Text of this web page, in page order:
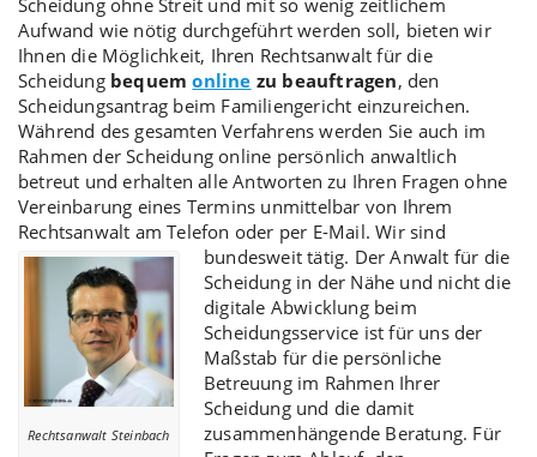
Aufwand wie nötig durchgeführt werden soll, bieten wir
Ihnen die Möglichkeit, Ihren Rechtsanwalt für die
Scheidung bequemonline zu beauftragen, den
Scheidungsantrag beim Familiengericht einzureichen.
Während des gesamten Verfahrens werden Sie auch im
Rahmen derScheidung online persönlich anwaltlich
betreut und erhalten alle Antworten zu Ihren Fragen ohne
Vereinbarung eines Termins unmittelbar von Ihrem
Rechtsanwalt am Telefon oder per E-Mail. Wir sind
bundesweit tätig.
Rechtsanwalt Steinbach
Der Anwalt für die
Scheidung in der Nähe und nicht die
digitale Abwicklung beim
Scheidungsservice ist für uns der
Maßstab für die persönliche
Betreuung im Rahmen Ihrer
Scheidung und die damit
zusammenhängende Beratung. Für